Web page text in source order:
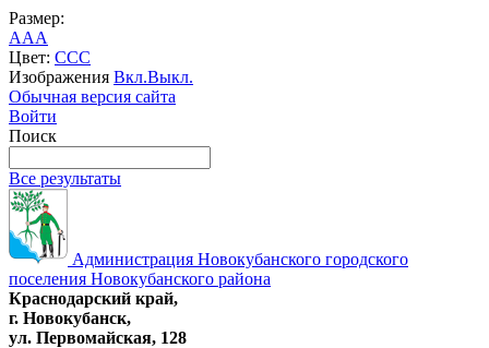
Размер:
AAA
Цвет: CCC
Изображения Вкл.Выкл.
Обычная версия сайта
Войти
Поиск
Все результаты
Администрация Новокубанского городского
поселения Новокубанского района
Краснодарский край,
г. Новокубанск,
ул. Первомайская, 128